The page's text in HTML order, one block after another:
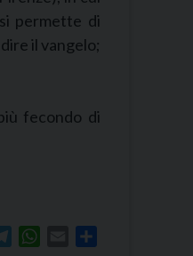
permette di
il vangelo;
fecondo di
TelegramWhatsApp
Email